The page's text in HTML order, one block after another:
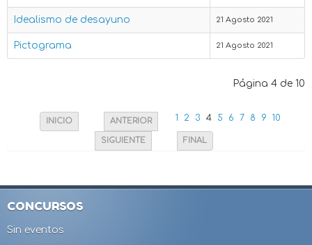
Idealismo de desayuno 21 Agosto 2021
Pictograma 21 Agosto 2021
Página 4 de 10
INICIO ANTERIOR 1 2 3 4 5 6 7 8 9 10
SIGUIENTE FINAL
CONCURSOS
Sin eventos